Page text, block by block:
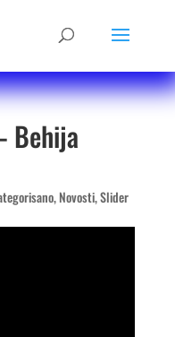
Behija
,Novosti,Slider